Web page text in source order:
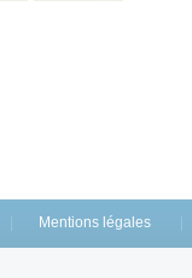
Mentions légales